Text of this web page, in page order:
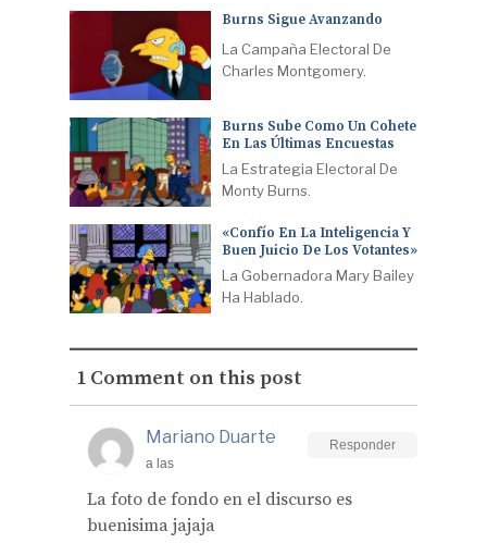
Burns Sigue Avanzando
La Campaña Electoral De
Charles Montgomery.
Burns Sube Como Un Cohete
En Las Últimas Encuestas
La Estrategia Electoral De
Monty Burns.
«Confío En La Inteligencia Y
Buen Juicio De Los Votantes»
La Gobernadora Mary Bailey
Ha Hablado.
1 Comment on this post
Mariano Duarte
a las
La foto de fondo en el discurso es
buenisima jajaja
Responder